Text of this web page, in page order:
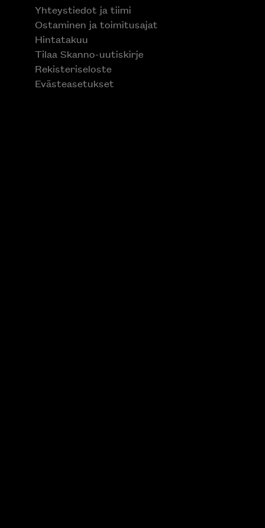
Yhteystiedot ja tiimi
Ostaminen ja toimitusajat
Hintatakuu
Tilaa Skanno-uutiskirje
Rekisteriseloste
Evästeasetukset